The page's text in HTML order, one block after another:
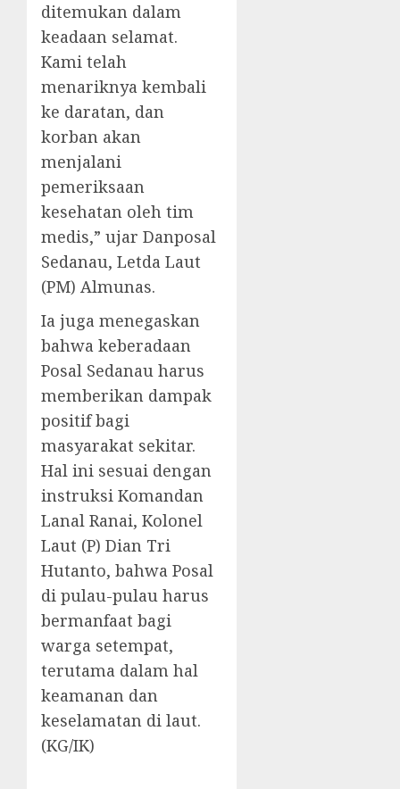
ditemukan dalam
keadaan selamat.
Kami telah
menariknya kembali
ke daratan, dan
korban akan
menjalani
pemeriksaan
kesehatan oleh tim
medis,” ujar Danposal
Sedanau, Letda Laut
(PM) Almunas.
Ia juga menegaskan
bahwa keberadaan
Posal Sedanau harus
memberikan dampak
positif bagi
masyarakat sekitar.
Hal ini sesuai dengan
instruksi Komandan
Lanal Ranai, Kolonel
Laut (P) Dian Tri
Hutanto, bahwa Posal
di pulau-pulau harus
bermanfaat bagi
warga setempat,
terutama dalam hal
keamanan dan
keselamatan di laut.
(KG/IK)